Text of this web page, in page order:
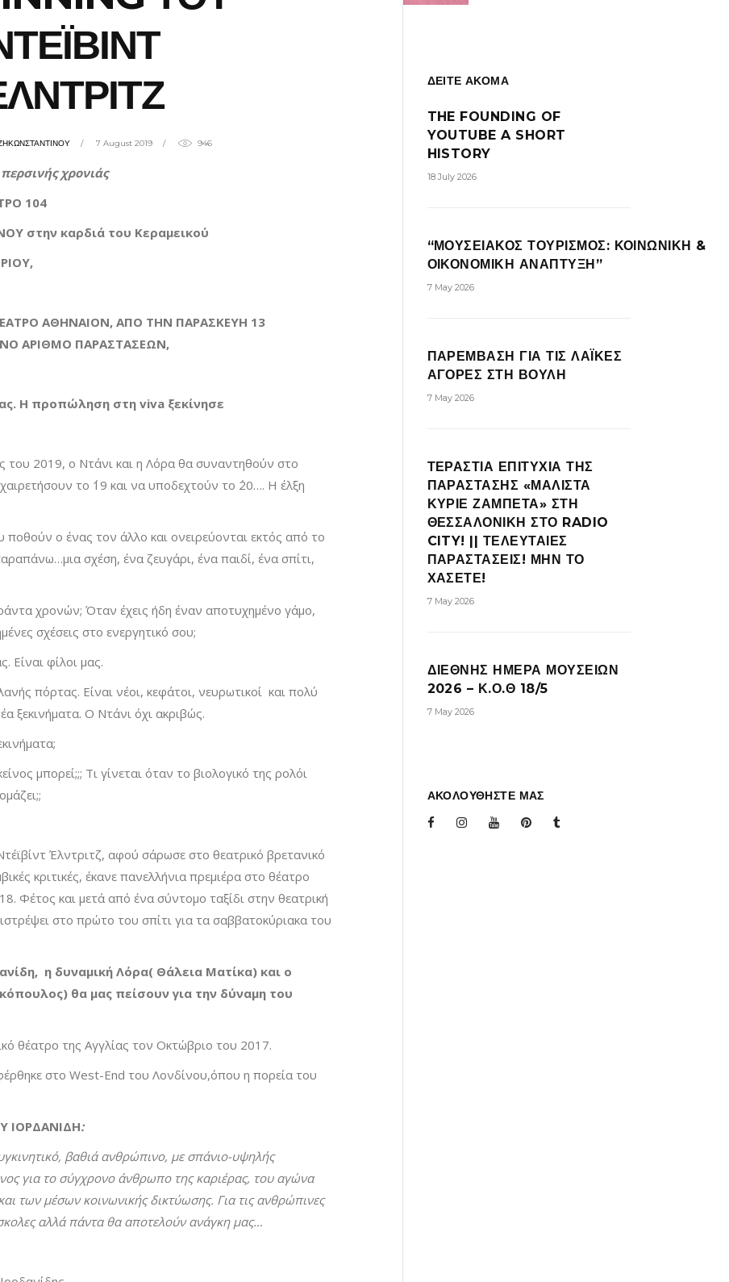
7 August 2019 946
χρονιάς
104
στην καρδιά του Κεραμεικού
ΑΘΗΝΑΙΟΝ, ΑΠΟ ΤΗΝ ΠΑΡΑΣΚΕΥΗ 13
ΑΡΙΘΜΟ ΠΑΡΑΣΤΑΣΕΩΝ,
Η προπώληση στη viva ξεκίνησε
του 2019, ο Ντάνι και η Λόρα θα συναντηθούν στο
το ΄19 και να υποδεχτούν το ΄20…. Η έλξη
ποθούν ο ένας τον άλλο και ονειρεύονται εκτός από το
σχέση, ένα ζευγάρι, ένα παιδί, ένα σπίτι,
χρονών; Όταν έχεις ήδη έναν αποτυχημένο γάμο,
σχέσεις στο ενεργητικό σου;
Είναι φίλοι μας.
πόρτας. Είναι νέοι, κεφάτοι, νευρωτικοί και πολύ
ξεκινήματα. Ο Ντάνι όχι ακριβώς.
μπορεί;;; Τι γίνεται όταν το βιολογικό της ρολόι
Έλντριτζ, αφού σάρωσε στο θεατρικό βρετανικό
κριτικές, έκανε πανελλήνια πρεμιέρα στο θέατρο
Φέτος και μετά από ένα σύντομο ταξίδι στην θεατρική
στο πρώτο του σπίτι για τα σαββατοκύριακα του
η δυναμική Λόρα( Θάλεια Ματίκα) και ο
θα μας πείσουν για την δύναμη του
θέατρο της Αγγλίας τον Οκτώβριο του 2017.
στο West-End του Λονδίνου,όπου η πορεία του
ΙΟΡΔΑΝΙΔΗ:
βαθιά ανθρώπινο, με σπάνιο-υψηλής
για το σύγχρονο άνθρωπο της καριέρας, του αγώνα
των μέσων κοινωνικής δικτύωσης. Για τις ανθρώπινες
αλλά πάντα θα αποτελούν ανάγκη μας…
ΔΕΙΤΕ ΑΚΟΜΑ
THE FOUNDING OF
YOUTUBE A SHORT
HISTORY
18 July 2026
“ΜΟΥΣΕΙΑΚΟΣ ΤΟΥΡΙΣΜΟΣ: ΚΟΙΝΩΝΙΚΗ &
ΟΙΚΟΝΟΜΙΚΗ ΑΝΑΠΤΥΞΗ”
7 May 2026
ΠΑΡΕΜΒΑΣΗ ΓΙΑ ΤΙΣ ΛΑΪΚΕΣ
ΑΓΟΡΕΣ ΣΤΗ ΒΟΥΛΗ
7 May 2026
ΤΕΡΑΣΤΙΑ ΕΠΙΤΥΧΙΑ ΤΗΣ
ΠΑΡΑΣΤΑΣΗΣ «ΜΑΛΙΣΤΑ
ΚΥΡΙΕ ΖΑΜΠΕΤΑ» ΣΤΗ
ΘΕΣΣΑΛΟΝΙΚΗ ΣΤΟ RADIO
CITY! || ΤΕΛΕΥΤΑΙΕΣ
ΠΑΡΑΣΤΑΣΕΙΣ! ΜΗΝ ΤΟ
ΧΑΣΕΤΕ!
7 May 2026
ΔΙΕΘΝΗΣ ΗΜΕΡΑ ΜΟΥΣΕΙΩΝ
2026 – Κ.Ο.Θ 18/5
7 May 2026
ΑΚΟΛΟΥΘΗΣΤΕ ΜΑΣ